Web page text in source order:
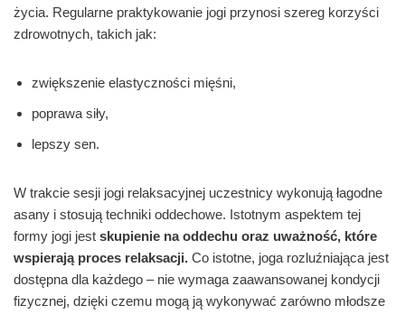
życia. Regularne praktykowanie jogi przynosi szereg korzyści
zdrowotnych, takich jak:
zwiększenie elastyczności mięśni,
poprawa siły,
lepszy sen.
W trakcie sesji jogi relaksacyjnej uczestnicy wykonują łagodne
asany i stosują techniki oddechowe. Istotnym aspektem tej
formy jogi jest skupienie na oddechu oraz uważność, które
wspierają proces relaksacji. Co istotne, joga rozluźniająca jest
dostępna dla każdego – nie wymaga zaawansowanej kondycji
fizycznej, dzięki czemu mogą ją wykonywać zarówno młodsze